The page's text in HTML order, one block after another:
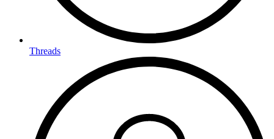
Threads